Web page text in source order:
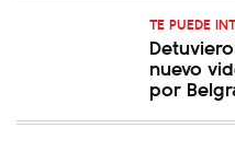
TE PUEDE
nuevo
por